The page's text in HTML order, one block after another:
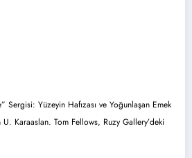
Sergisi: Yüzeyin Hafızası ve Yoğunlaşan Emek
Karaaslan. Tom Fellows, Ruzy Gallery’deki